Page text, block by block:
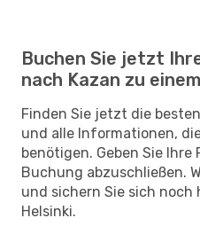
Buchen Sie jetzt
nach Kazan zu
Finden Sie jetzt die
und alle Informationen,
benötigen. Geben Sie Ihre
Buchung abzuschließen.
und sichern Sie sich noch
Helsinki.